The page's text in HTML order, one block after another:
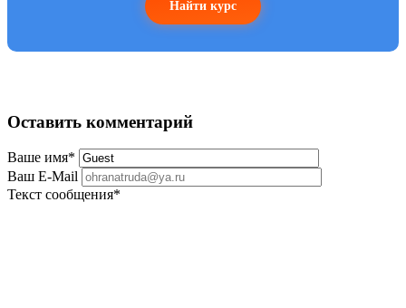
Найти курс
Оставить комментарий
Ваше имя*
Ваш E-Mail
Текст сообщения*